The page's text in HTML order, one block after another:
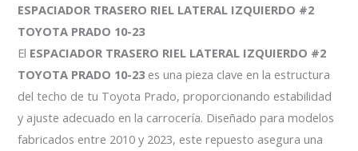
ESPACIADOR TRASERO RIEL LATERAL IZQUIERDO #2
TOYOTA PRADO 10-23
El ESPACIADOR TRASERO RIEL LATERAL IZQUIERDO #2
TOYOTA PRADO 10-23 es una pieza clave en la estructura
del techo de tu Toyota Prado, proporcionando estabilidad
y ajuste adecuado en la carrocería. Diseñado para modelos
fabricados entre 2010 y 2023, este repuesto asegura una